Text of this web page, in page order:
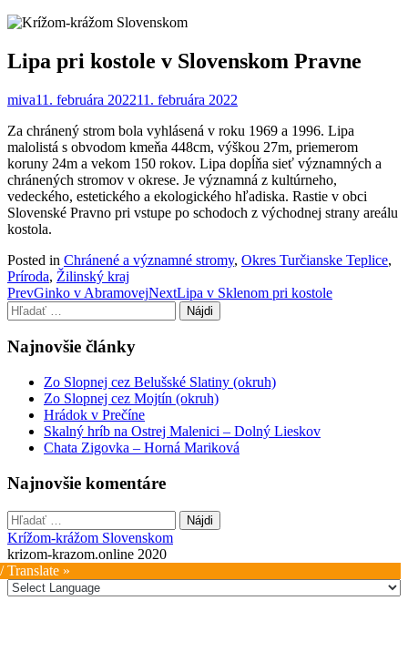
Lipa pri kostole v Slovenskom Pravne
miva11. februára 202211. februára 2022
Za chránený strom bola vyhlásená v roku 1969 a 1996. Lipa
malolistá s obvodom kmeňa 448cm, výškou 27m, priemerom
koruny 24m a vekom 150 rokov. Lipa dopĺňa sieť významných a
chránených stromov v okrese. Je významná z kultúrneho,
vedeckého, estetického a ekologického hľadiska. Rastie v obci
Slovenské Pravno pri vstupe po schodoch z východnej strany areálu
kostola.
Posted in Chránené a významné stromy, Okres Turčianske Teplice,
Príroda, Žilinský kraj
Post
navigation
PrevGinko v AbramovejNextLipa v Sklenom pri kostole
Hľadať:
Najnovšie články
Zo Slopnej cez Belušské Slatiny (okruh)
Zo Slopnej cez Mojtín (okruh)
Hrádok v Prečíne
Skalný hríb na Ostrej Malenici – Dolný Lieskov
Chata Zigovka – Horná Mariková
Najnovšie komentáre
Hľadať:
Krížom-krážom Slovenskom
krizom-krazom.online 2020
Translate »